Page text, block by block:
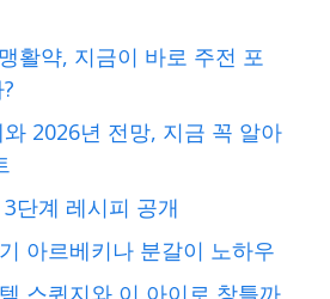
활약, 지금이 바로 주전 포
2026년 전망, 지금 꼭 알아
단계 레시피 공개
아르베키나 분갈이 노하우
스퀴지와 이 아이로 창틀까